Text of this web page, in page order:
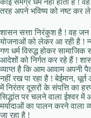
कोई समग्र धर्म नहीं होता है !
तरह अपने भविष्य को नष्ट कर
शासन सत्ता निरंकुश है ! वह जन
योजनाओं को लेकर आ रही है !
गण धर्म विरुद्ध होकर सामाजिक
आदेशों को निर्गत कर रहे हैं !
व्याप्त है कि आम आवाम अपनी
नहीं रख पा रहा है ! बेईमान,
में निरंतर दूसरों के संपत्ति का
सिद्धांत पर चलने वाला ईश्वर में
मर्यादाओं का पालन करने वाला
जा रहा है !